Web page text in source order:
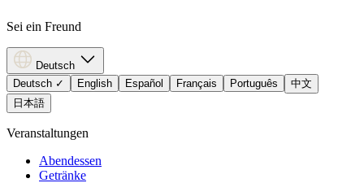
Sei ein Freund
Deutsch
Deutsch ✓ English Español Français Português
中文
日本語
Veranstaltungen
Abendessen
Getränke